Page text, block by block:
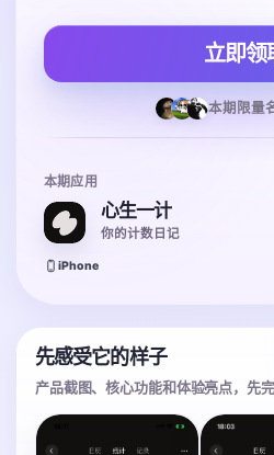
立即领
本期限量
本期应用
心生一计
你的计数日‪记‬
iPhone
先感受它的样子
产品截图、核心功能和体验亮点，先完